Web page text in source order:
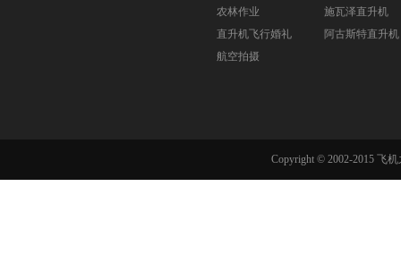
农林作业
直升机飞行婚礼
航空拍摄
施瓦泽直升机
阿古斯特直升机
Copyright © 2002-2015 飞